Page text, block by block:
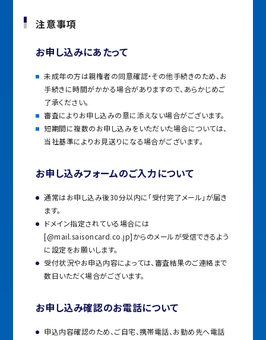
注意事項
お申し込みにあたって
未成年の方は親権者の同意確認・その他手続きのため、お
手続きに時間がかかる場合がありますので、あらかじめご
了承ください。
審査によりお申し込みの意に添えない場合がございます。
短期間に複数のお申し込みをいただいた場合については、
当社基準によりお見送りになる場合がございます。
お申し込みフォームのご入力について
通常はお申し込み後30分以内に「受付完了メール」が届き
ます。
ドメイン指定されている場合には
[@mail.saisoncard.co.jp]からのメールが受信できるよう
に設定をお願いします。
受付状況やお申込内容によっては、審査結果のご連絡まで
数日いただく場合がございます。
お申し込み確認のお電話について
申込内容確認のため、ご自宅、携帯電話、お勤め先へ電話